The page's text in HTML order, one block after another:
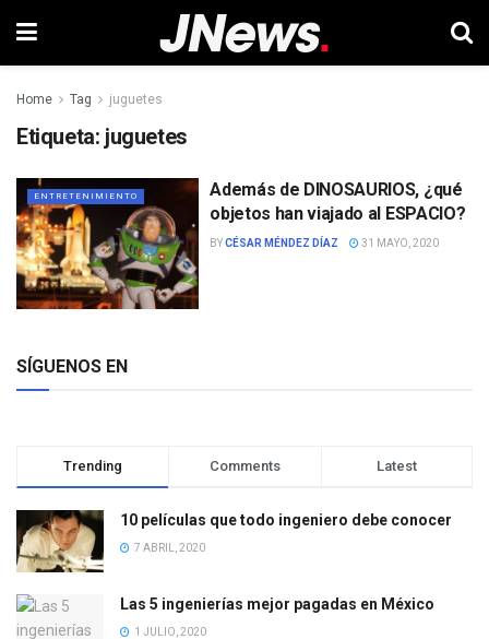
Home Tag juguetes
Etiqueta: juguetes
ENTRETENIMIENTO
Además de DINOSAURIOS, ¿qué
objetos han viajado al ESPACIO?
BYCÉSAR MÉNDEZ DÍAZ 31 MAYO, 2020
SÍGUENOS EN
Trending Comments Latest
10 películas que todo ingeniero debe conocer
7 ABRIL, 2020
Las 5 ingenierías mejor pagadas en México
1 JULIO, 2020